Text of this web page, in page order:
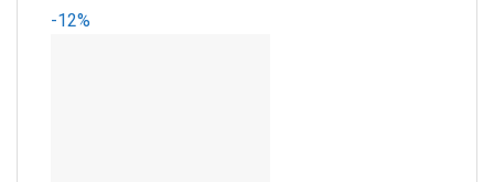
-12%